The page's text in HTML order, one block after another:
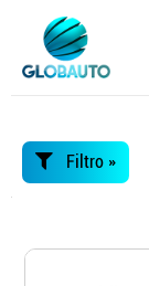
Filtro »